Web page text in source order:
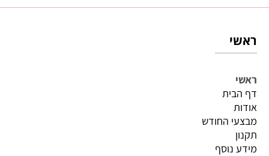
ראשי
ראשי
דף הבית
אודות
מבצעי החודש
תקנון
מידע נוסף